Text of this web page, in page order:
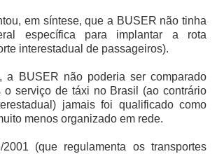
em síntese, que a BUSER não tinha
específica para implantar a rota
interestadual de passageiros).
a BUSER não poderia ser comparado
o serviço de táxi no Brasil (ao contrário
jamais foi qualificado como
menos organizado em rede.
(que regulamenta os transportes